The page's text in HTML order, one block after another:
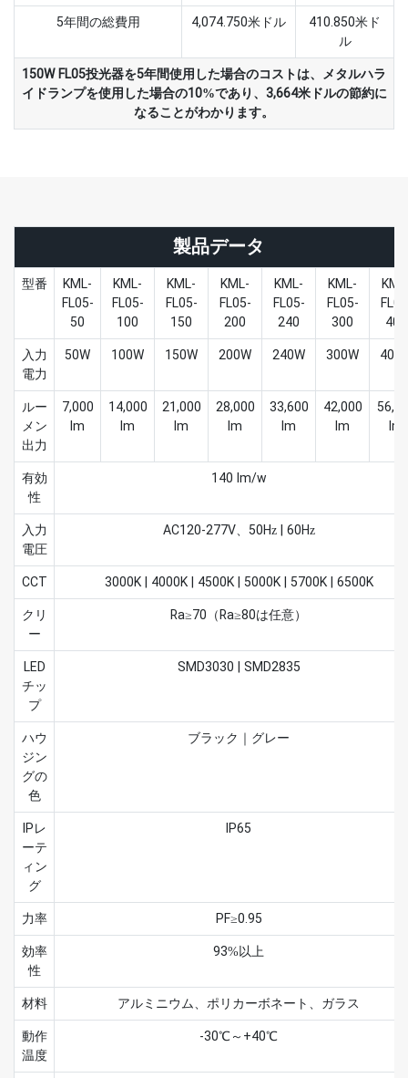
5年間の総費用 4,074.750米ドル
410.850米ド
ル
150W FL05投光器を5年間使用した場合のコストは、メタルハラ
イドランプを使用した場合の10%であり、3,664米ドルの節約に
なることがわかります。
製品データ
型番
KML-
FL05-
50
KML-
FL05-
100
KML-
FL05-
150
KML-
FL05-
200
KML-
FL05-
240
KML-
FL05-
300
400
入力
電力
50W 100W 150W 200W 240W 300W
ルー
メン
出力
7,000
lm
14,000
lm
21,000
lm
28,000
lm
33,600
lm
42,000
lm
lm
有効
性
140 lm/w
入力
電圧
AC120-277V、50Hz | 60Hz
CCT
3000K | 4000K | 4500K | 5000K | 5700K | 6500K
クリ
ー
Ra≥70（Ra≥80は任意）
LED
チッ
プ
SMD3030 | SMD2835
ハウ
ジン
グの
色
ブラック｜グレー
IPレ
ーテ
ィン
グ
IP65
力率
PF≥0.95
効率
性
93%以上
材料
アルミニウム、ポリカーボネート、ガラス
動作
温度
-30℃～+40℃